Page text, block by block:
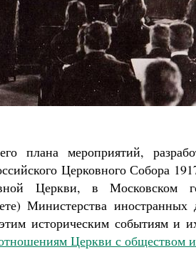
плана мероприятий,
Церковного Собора
Церкви, в Московском
Министерства иностранных
историческим событиям и
Церкви с